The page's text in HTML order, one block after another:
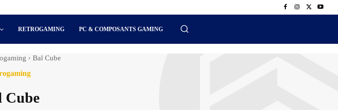
RETROGAMING PC & COMPOSANTS GAMING
Bal Cube
Cube